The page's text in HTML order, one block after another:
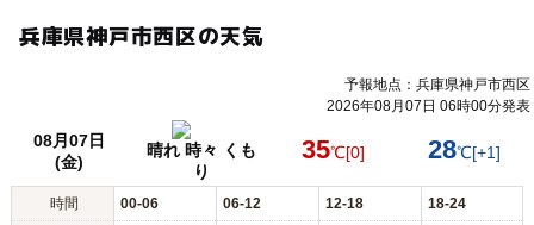
兵庫県神戸市西区の天気
予報地点：兵庫県神戸市西区
2026年08月07日 06時00分発表
08月07日
(金)
晴れ 時々 くも
り
35℃[0] 28℃[+1]
時間 00-06 06-12 12-18 18-24